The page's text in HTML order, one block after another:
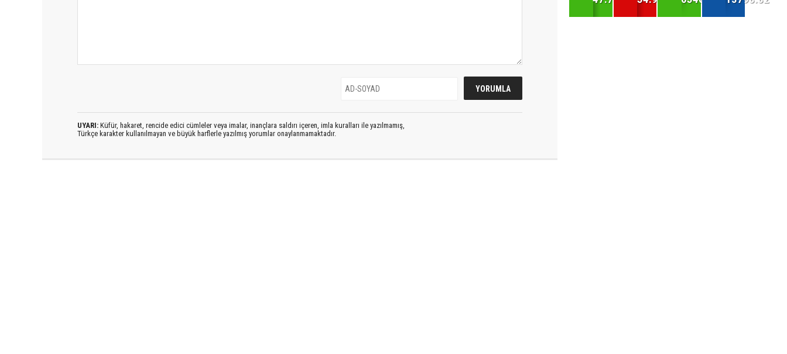
UYARI: Küfür, hakaret, rencide edici cümleler veya imalar, inançlara saldırı içeren, imla kuralları ile yazılmamış,
Türkçe karakter kullanılmayan ve büyük harflerle yazılmış yorumlar onaylanmamaktadır.